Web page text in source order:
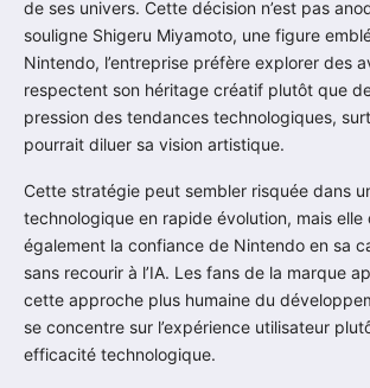
de ses univers. Cette décision n’est pas
souligne Shigeru Miyamoto, une figure
Nintendo, l’entreprise préfère explorer des
respectent son héritage créatif plutôt que
pression des tendances technologiques,
pourrait diluer sa vision artistique.
Cette stratégie peut sembler risquée dans
technologique en rapide évolution, mais elle
également la confiance de Nintendo en sa
sans recourir à l’IA. Les fans de la marque
cette approche plus humaine du
se concentre sur l’expérience utilisateur
efficacité technologique.